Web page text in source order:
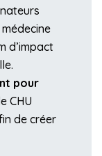
d’impact
pour
CHU
de créer